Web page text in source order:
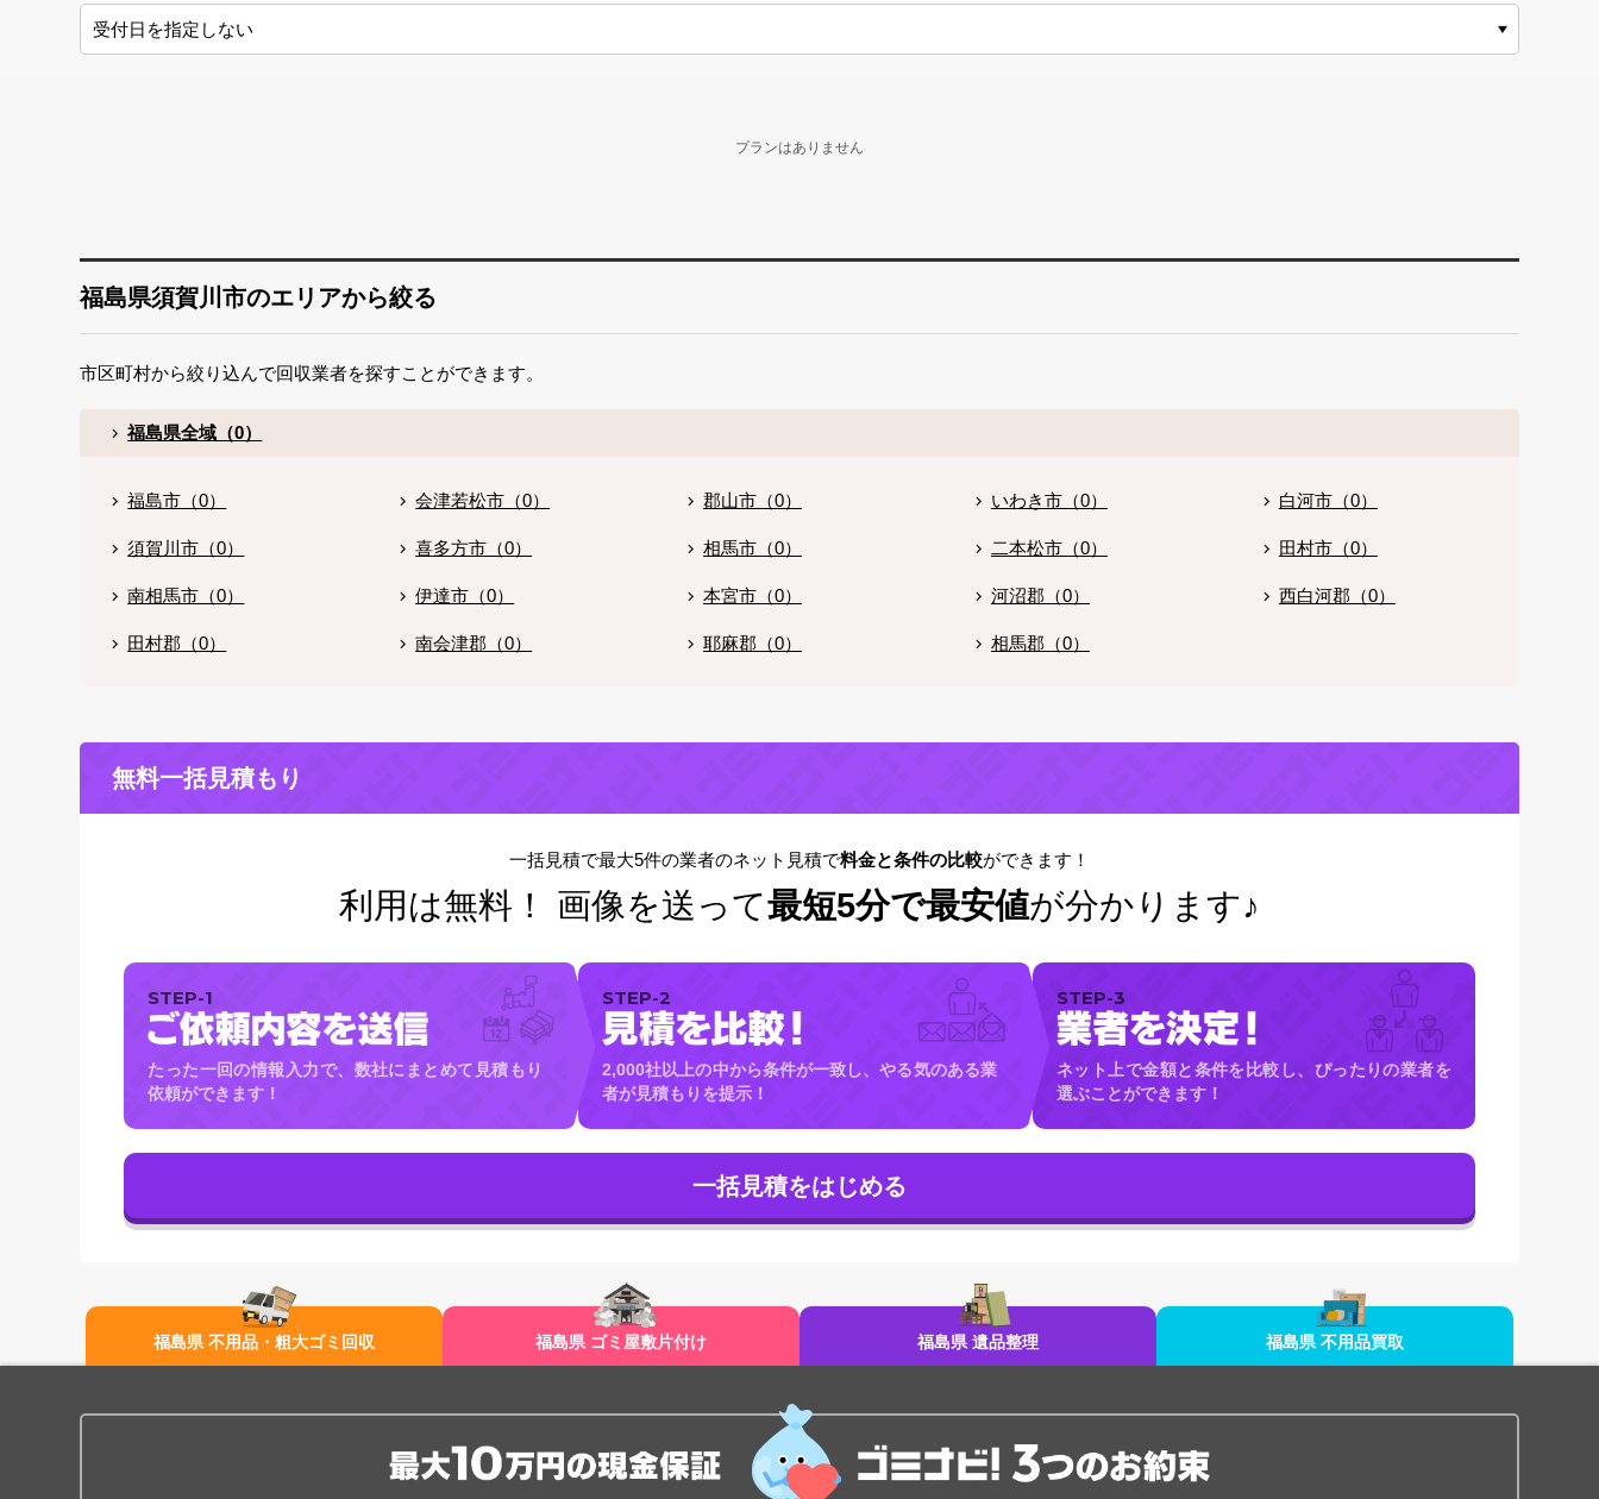
プランはありません
福島県須賀川市のエリアから絞る
市区町村から絞り込んで回収業者を探すことができます。
福島県全域（0）
福島市（0） 会津若松市（0） 郡山市（0） いわき市（0） 白河市（0）
須賀川市（0） 喜多方市（0） 相馬市（0） 二本松市（0） 田村市（0）
南相馬市（0） 伊達市（0） 本宮市（0） 河沼郡（0） 西白河郡（0）
田村郡（0） 南会津郡（0） 耶麻郡（0） 相馬郡（0）
無料一括見積もり
一括見積で最大5件の業者のネット見積で料金と条件の比較ができます！
利用は無料！ 画像を送って最短5分で最安値が分かります♪
STEP-1
たった一回の情報入力で、数社にまとめて見積もり
依頼ができます！
STEP-2
2,000社以上の中から条件が一致し、やる気のある業
者が見積もりを提示！
STEP-3
ネット上で金額と条件を比較し、ぴったりの業者を
選ぶことができます！
福島県 不用品・粗大ゴミ回収 福島県 ゴミ屋敷片付け 福島県 遺品整理 福島県 不用品買取